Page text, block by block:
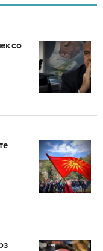
со